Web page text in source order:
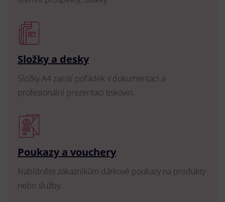
Složky a desky
Složky A4 zajistí pořádek v dokumentaci a
profesionální prezentaci tiskovin.
Poukazy a vouchery
Nabídněte zákazníkům dárkové poukazy na produkty
nebo služby.